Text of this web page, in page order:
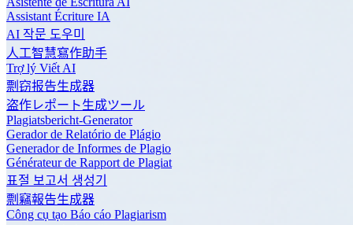
Assistant Écriture IA
AI 작문 도우미
人工智慧寫作助手
Trợ lý Viết AI
剽窃报告生成器
盗作レポート生成ツール
Plagiatsbericht-Generator
Gerador de Relatório de Plágio
Generador de Informes de Plagio
Générateur de Rapport de Plagiat
표절 보고서 생성기
剽竊報告生成器
Công cụ tạo Báo cáo Plagiarism